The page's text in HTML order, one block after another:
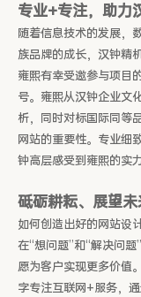
专业+专注，助力
随着信息技术的发展，
族品牌的成长，汉钟
雍熙有幸受邀参与项目
号。雍熙从汉钟企业文
析，同时对标国际同等
网站的重要性。专业细
钟高层感受到雍熙的实
砥砺耕耘、展望未
如何创造出好的网站设
在“想问题”和“解决问题
愿为客户实现更多价值
字专注互联网+服务，